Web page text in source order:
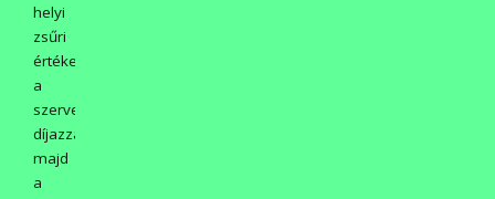
helyi
zsűri
értékeli,
a
szervező
díjazza,
majd
a